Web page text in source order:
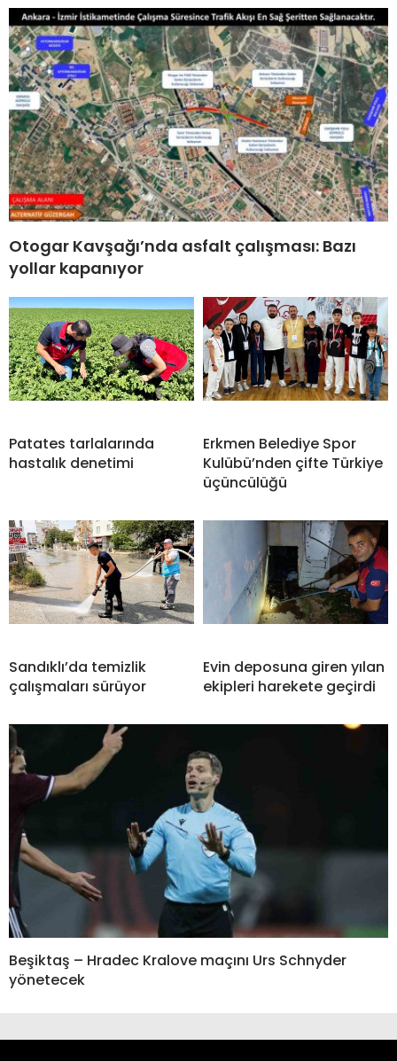
Otogar Kavşağı’nda asfalt çalışması: Bazı
yollar kapanıyor
Patates tarlalarında
hastalık denetimi
Erkmen Belediye Spor
Kulübü’nden çifte Türkiye
üçüncülüğü
Sandıklı’da temizlik
çalışmaları sürüyor
Evin deposuna giren yılan
ekipleri harekete geçirdi
Beşiktaş – Hradec Kralove maçını Urs Schnyder
yönetecek